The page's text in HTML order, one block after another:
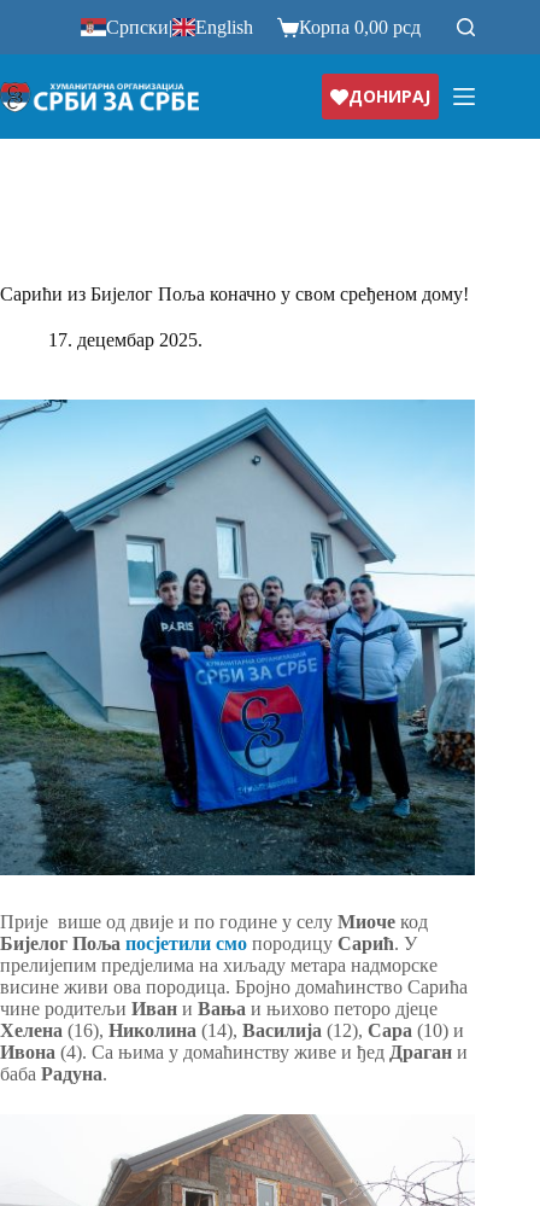
Српски| English Корпа0,00рсд
ДОНИРАЈ
Сарићи из Бијелог Поља коначно у свом сређеном дому!
17. децембар 2025.
Прије више од двије и по године у селу Миоче код
Бијелог Поља посјетили смо породицу Сарић. У
прелијепим предјелима на хиљаду метара надморске
висине живи ова породица. Бројно домаћинство Сарића
чине родитељи Иван и Вања и њихово петоро дјеце
Хелена (16), Николина (14), Василија (12), Сара (10) и
Ивона (4). Са њима у домаћинству живе и ђед Драган и
баба Радуна.